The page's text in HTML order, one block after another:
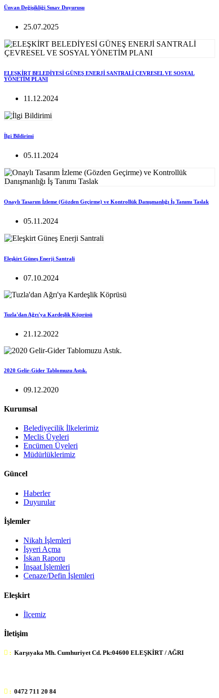
Ünvan Değişikliği Sınav Duyurusu
25.07.2025
ELEŞKİRT BELEDİYESİ GÜNEŞ ENERJİ SANTRALİ ÇEVRESEL VE SOSYAL
YÖNETİM PLANI
11.12.2024
İlgi Bildirimi
05.11.2024
Onaylı Tasarım İzleme (Gözden Geçirme) ve Kontrollük Danışmanlığı İş Tanımı Taslak
05.11.2024
Eleşkirt Güneş Enerji Santrali
07.10.2024
Tuzla'dan Ağrı'ya Kardeşlik Köprüsü
21.12.2022
2020 Gelir-Gider Tablomuzu Astık.
09.12.2020
Kurumsal
Belediyecilik İlkelerimiz
Meclis Üyeleri
Encümen Üyeleri
Müdürlüklerimiz
Güncel
Haberler
Duyurular
İşlemler
Nikah İşlemleri
İşyeri Açma
İskan Raporu
İnşaat İşlemleri
Cenaze/Defin İşlemleri
Eleşkirt
İlçemiz
İletişim
: Karşıyaka Mh. Cumhuriyet Cd. Pk:04600 ELEŞKİRT / AĞRI
: 0472 711 20 84